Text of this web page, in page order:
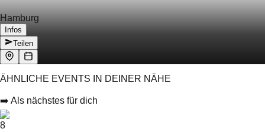
Hamburg
Infos
Teilen
ÄHNLICHE EVENTS IN DEINER NÄHE
➡️ Als nächstes für dich
8